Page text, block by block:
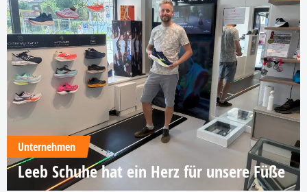
Unternehmen
Leeb Schuhe hat ein Herz für unsere Füße